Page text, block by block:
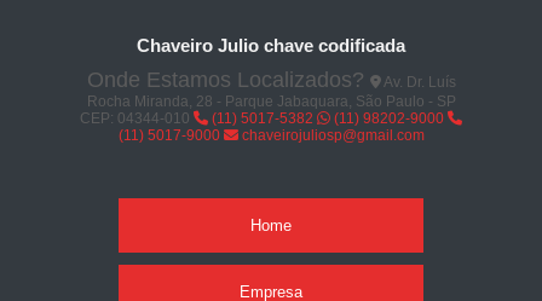
Chaveiro Julio chave codificada
Onde Estamos Localizados?
Av. Dr. Luís
Rocha Miranda, 28 - Parque Jabaquara, São Paulo - SP
CEP: 04344-010
(11) 5017-5382
(11) 98202-9000
(11) 5017-9000
chaveirojuliosp@gmail.com
Home
Empresa